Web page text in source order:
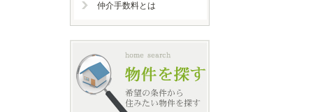
仲介手数料とは